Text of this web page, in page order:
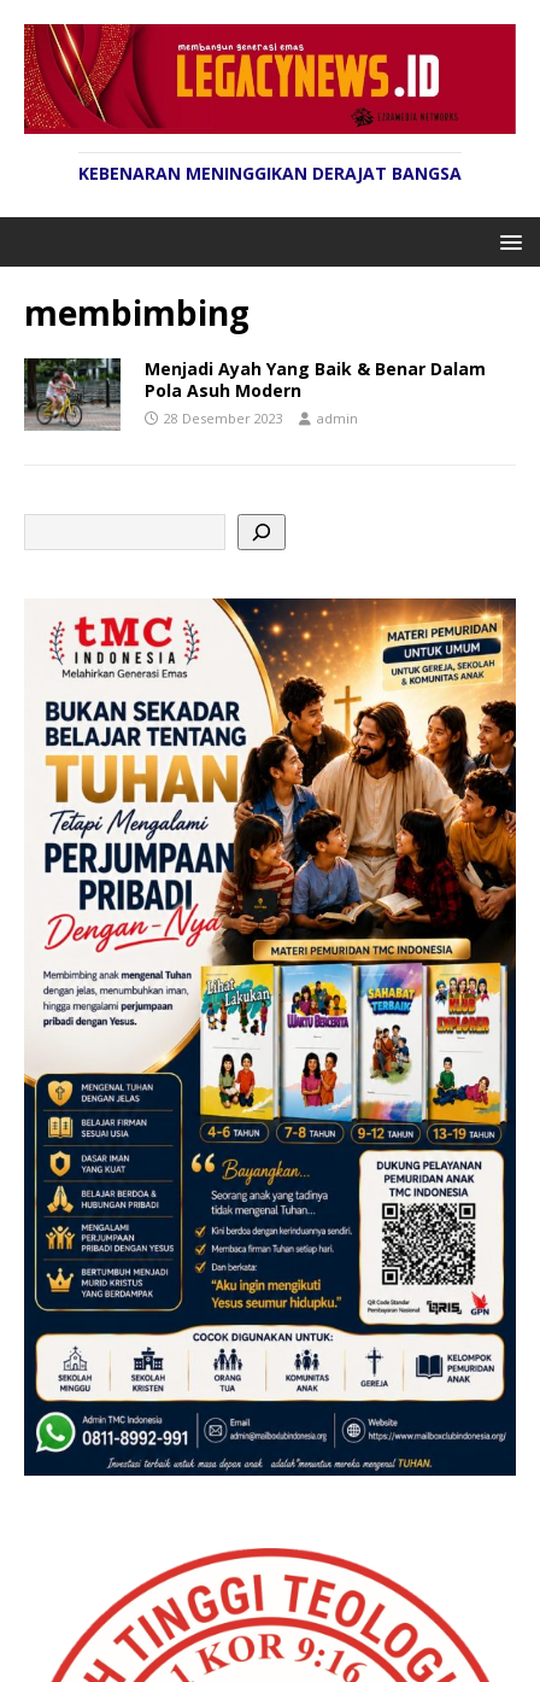
KEBENARAN MENINGGIKAN DERAJAT BANGSA
membimbing
Menjadi Ayah Yang Baik & Benar Dalam
Pola Asuh Modern
28 Desember 2023 admin